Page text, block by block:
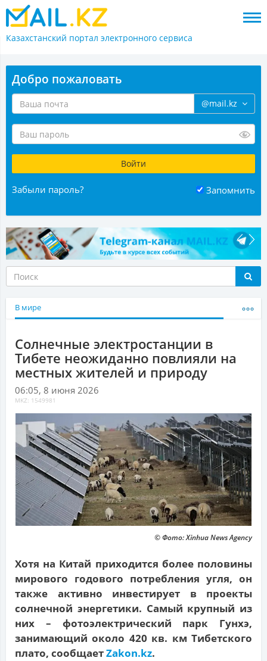
Казахстанский портал электронного сервиса
Добро пожаловать
@mail.kz
Забыли пароль? Запомнить
В мире
Солнечные электростанции в
Тибете неожиданно повлияли на
местных жителей и природу
06:05, 8 июня 2026
MKZ: 1549981
© Фото: Xinhua News Agency
Хотя на Китай приходится более половины
мирового годового потребления угля, он
также активно инвестирует в проекты
солнечной энергетики. Самый крупный из
них – фотоэлектрический парк Гунхэ,
занимающий около 420 кв. км Тибетского
плато, сообщаетZakon.kz.